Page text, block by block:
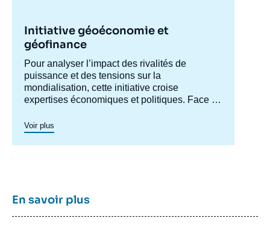
Initiative géoéconomie et
géofinance
Accroche
centre
Pour analyser l’impact des rivalités de
puissance et des tensions sur la
mondialisation, cette initiative croise
expertises économiques et politiques. Face à
décrypter les dynamiques de recomposition :
poussées protectionnistes, sanctions,
restrictions, politiques industrielles ou
relations financières internationales, en
fragilisant les fondements de la confiance et
en reconfigurant le système monétaire
Voir plus
En savoir plus